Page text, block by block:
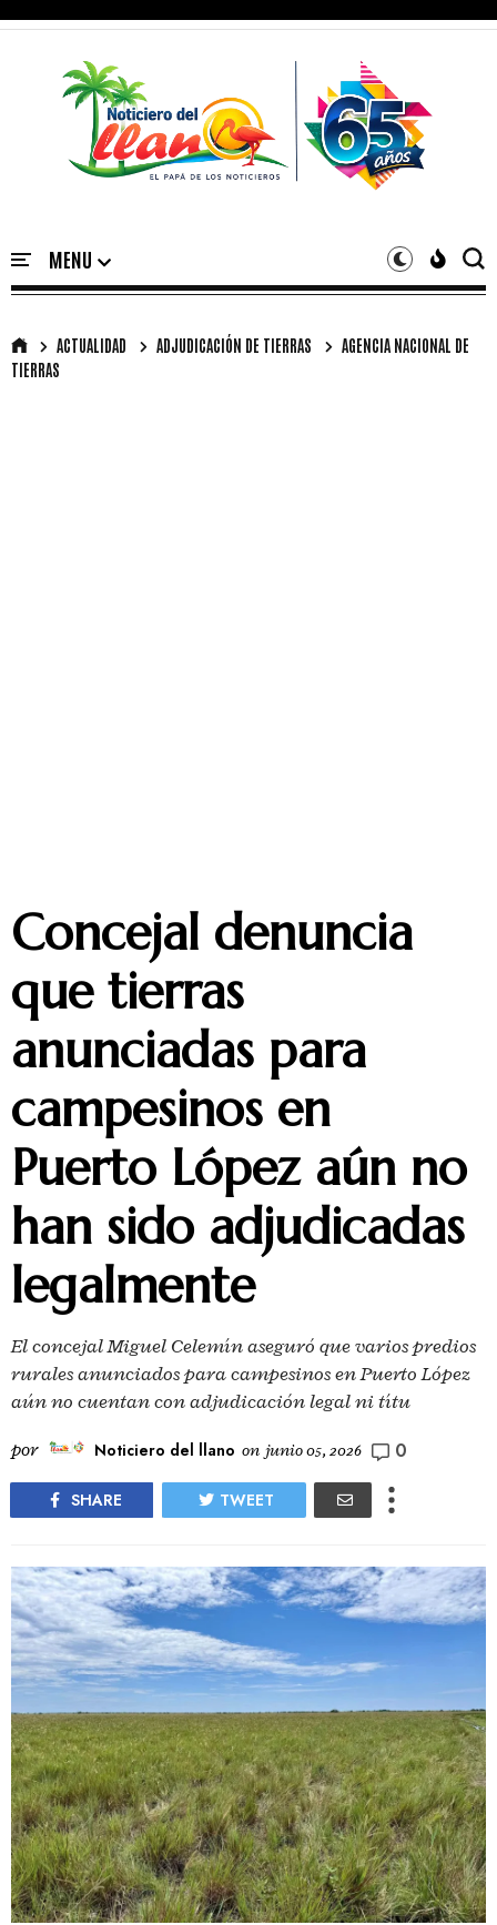
ACTUALIDAD ADJUDICACIÓN DE TIERRAS
AGENCIA NACIONAL DE
TIERRAS
Concejal denuncia
que tierras
anunciadas para
campesinos en
Puerto López aún no
han sido adjudicadas
legalmente
El concejal Miguel Celemín aseguró que varios predios
rurales anunciados para campesinos en Puerto López
aún no cuentan con adjudicación legal ni títu
por Noticiero del llano on junio 05, 2026 0
SHARE TWEET